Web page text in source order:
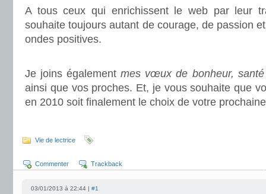
A tous ceux qui enrichissent le web par leur
souhaite toujours autant de courage, de passion
ondes positives.
Je joins égalementmes vœux de bonheur,
ainsi que vos proches. Et, je vous souhaite que
en 2010 soit finalement le choix de votre
Vie de lectrice
Commenter Trackback
03/01/2013 à 22:44 | #1